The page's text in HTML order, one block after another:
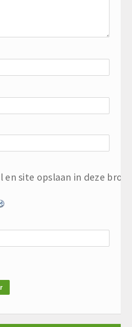
en site opslaan in deze